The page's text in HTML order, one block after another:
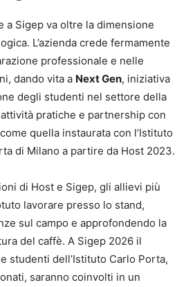
a Sigep va oltre la dimensione
L’azienda crede fermamente
professionale e nelle
dando vita a Next Gen, iniziativa
degli studenti nel settore della
pratiche e partnership con
quella instaurata con l’Istituto
di Milano a partire da Host 2023.
di Host e Sigep, gli allievi più
lavorare presso lo stand,
sul campo e approfondendo la
del caffè. A Sigep 2026 il
studenti dell’Istituto Carlo Porta,
saranno coinvolti in un